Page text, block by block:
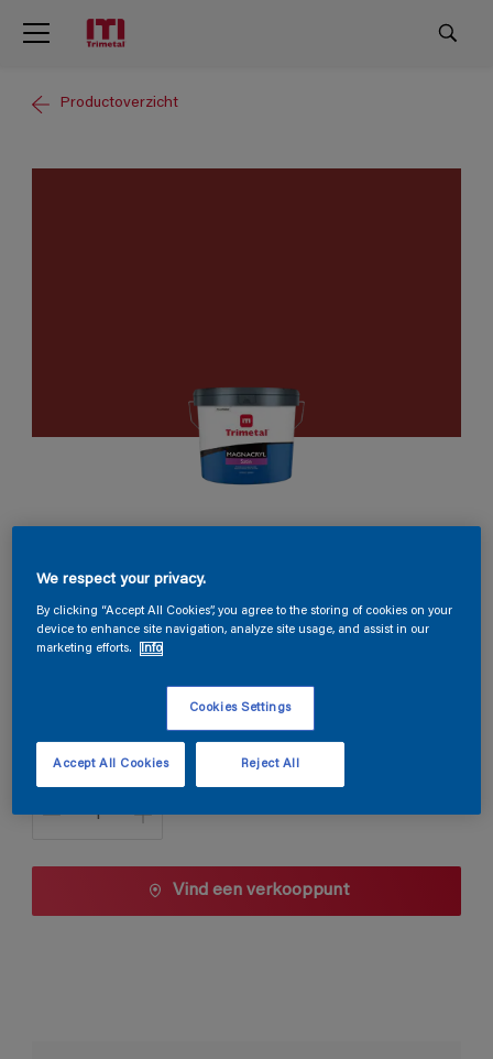
Productoverzicht
Magnacryl Satin
TDG3-016
Kleur wijzigen
Aantal
Vind een verkooppunt
We respect your privacy.
By clicking “Accept All Cookies”, you agree to the storing of cookies on your
device to enhance site navigation, analyze site usage, and assist in our
marketing efforts.
Info
Cookies Settings
Reject All
Accept All Cookies